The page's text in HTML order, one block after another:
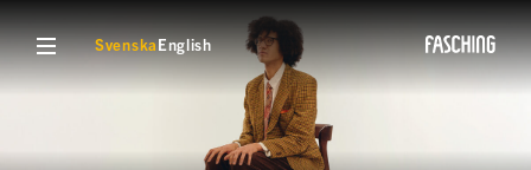
VISA MENY
SvenskaEnglish